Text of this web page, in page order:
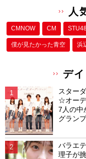
人
CMNOW CM
僕が⾒たかった⻘空 浜
デ
スター
☆オー
7人の中
グラン
バラエ
理子が